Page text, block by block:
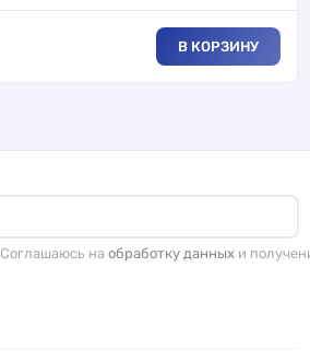
В КОРЗИНУ
Соглашаюсь на обработку данных и